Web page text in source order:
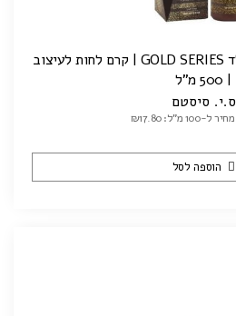
MOROCCAN | סדרת גולד GOLD SERIES | קרם לחות לעיצוב
| 500 מ"ל
ס.י. סיסטם
מחיר ל-100 מ"ל: ₪17.80
הוספה לסל